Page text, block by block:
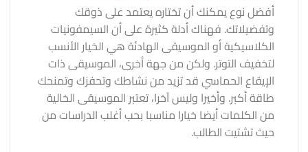
أفضل نوع يمكنك أن تختاره يعتمد على ذوقك
وتفضيلاتك. فهناك أدلة كثيرة على أن السيمفونيات
الكلاسيكية أو الموسيقى الهادئة هي الخيار الأنسب
لتخفيف التوتر. ولكن من جهة أخرى، الموسيقى ذات
الإيقاع الحماسي قد تزيد من نشاطك وتحفزك وتمنحك
طاقة أكبر. وأخيرا وليس آخرا، تعتبر الموسيقى الخالية
من الكلمات أيضا خيارا مناسبا بحب أغلب الدراسات من
حيث تشتيت الطالب.